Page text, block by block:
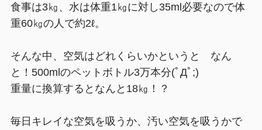
食事は3㎏、水は体重1㎏に対し35ml必要なので体
重60㎏の人で約2ℓ。
そんな中、空気はどれくらいかというと なん
と！500mlのペットボトル3万本分(ﾟДﾟ;)
重量に換算するとなんと18㎏！？
毎日キレイな空気を吸うか、汚い空気を吸うかで